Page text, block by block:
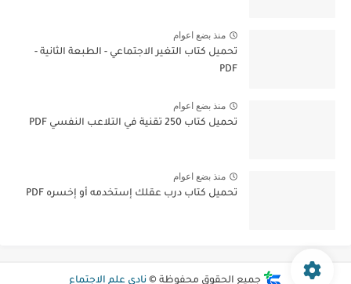
منذ بضع اعوام
تحميل كتاب التغير الاجتماعي - الطبعة الثانية -
PDF
منذ بضع اعوام
تحميل كتاب 250 تقنية في التلاعب النفسي PDF
منذ بضع اعوام
تحميل كتاب درب عقلك إستخدمه أو إخسره PDF
جميع الحقوق محفوظة © نادي علم الاجتماع